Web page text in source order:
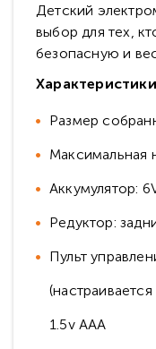
Детский
выбор для тех,
безопасную и
Размер
Максимальная
Аккумулятор:
Редуктор:
Пульт
1.5v AAА